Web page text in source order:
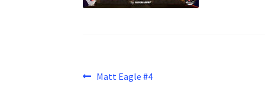
Beitragsnavigation
Vorheriger
Matt Eagle #4